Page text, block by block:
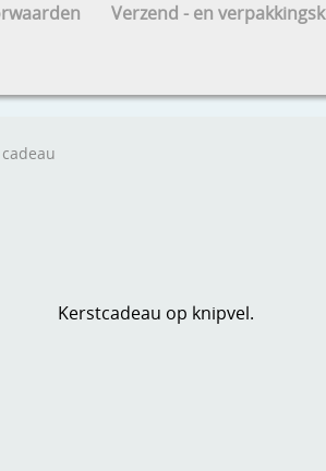
Verzend - en verpakkingsk
Kerstcadeau op knipvel.